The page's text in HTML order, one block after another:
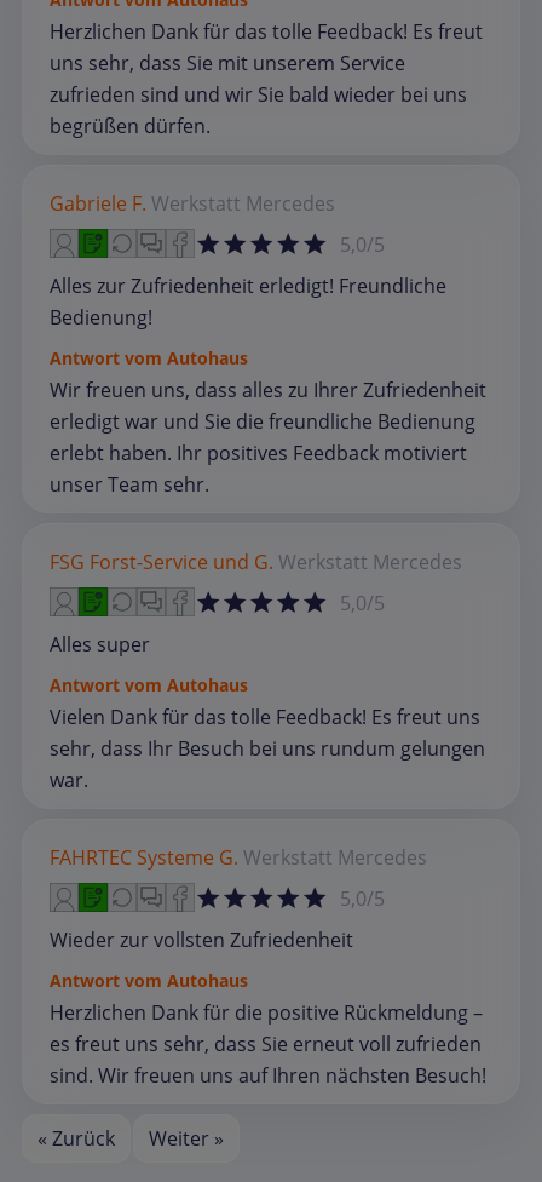
Herzlichen Dank für das tolle Feedback! Es freut
uns sehr, dass Sie mit unserem Service
zufrieden sind und wir Sie bald wieder bei uns
begrüßen dürfen.
Gabriele F. Werkstatt Mercedes
5,0/5
Alles zur Zufriedenheit erledigt! Freundliche
Bedienung!
Antwort vom Autohaus
Wir freuen uns, dass alles zu Ihrer Zufriedenheit
erledigt war und Sie die freundliche Bedienung
erlebt haben. Ihr positives Feedback motiviert
unser Team sehr.
FSG Forst-Service und G. Werkstatt Mercedes
5,0/5
Alles super
Antwort vom Autohaus
Vielen Dank für das tolle Feedback! Es freut uns
sehr, dass Ihr Besuch bei uns rundum gelungen
war.
FAHRTEC Systeme G. Werkstatt Mercedes
5,0/5
Wieder zur vollsten Zufriedenheit
Antwort vom Autohaus
Herzlichen Dank für die positive Rückmeldung –
es freut uns sehr, dass Sie erneut voll zufrieden
sind. Wir freuen uns auf Ihren nächsten Besuch!
« Zurück Weiter »